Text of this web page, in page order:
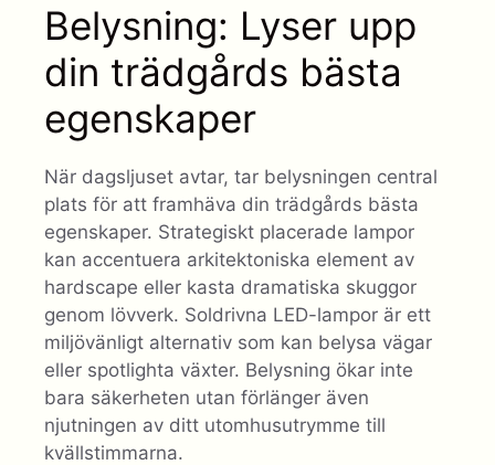
Belysning: Lyser upp
din trädgårds bästa
egenskaper
När dagsljuset avtar, tar belysningen central
plats för att framhäva din trädgårds bästa
egenskaper. Strategiskt placerade lampor
kan accentuera arkitektoniska element av
hardscape eller kasta dramatiska skuggor
genom lövverk. Soldrivna LED-lampor är ett
miljövänligt alternativ som kan belysa vägar
eller spotlighta växter. Belysning ökar inte
bara säkerheten utan förlänger även
njutningen av ditt utomhusutrymme till
kvällstimmarna.